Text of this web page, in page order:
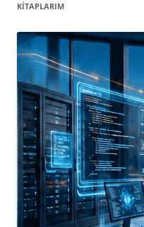
KITAPLARIM